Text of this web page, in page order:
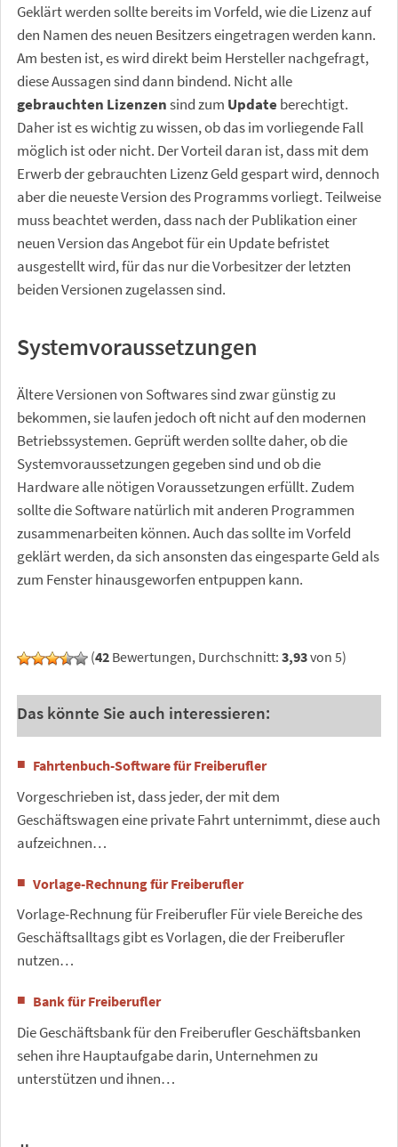
Geklärt werden sollte bereits im Vorfeld, wie die Lizenz auf
den Namen des neuen Besitzers eingetragen werden kann.
Am besten ist, es wird direkt beim Hersteller nachgefragt,
diese Aussagen sind dann bindend. Nicht alle
gebrauchten Lizenzensind zum Updateberechtigt.
Daher ist es wichtig zu wissen, ob das im vorliegende Fall
möglich ist oder nicht. Der Vorteil daran ist, dass mit dem
Erwerb der gebrauchten Lizenz Geld gespart wird, dennoch
aber die neueste Version des Programms vorliegt. Teilweise
muss beachtet werden, dass nach der Publikation einer
neuen Version das Angebot für ein Update befristet
ausgestellt wird, für das nur die Vorbesitzer der letzten
beiden Versionen zugelassen sind.
Systemvoraussetzungen
Ältere Versionen von Softwares sind zwar günstig zu
bekommen, sie laufen jedoch oft nicht auf den modernen
Betriebssystemen. Geprüft werden sollte daher, ob die
Systemvoraussetzungen gegeben sind und ob die
Hardware alle nötigen Voraussetzungen erfüllt. Zudem
sollte die Software natürlich mit anderen Programmen
zusammenarbeiten können. Auch das sollte im Vorfeld
geklärt werden, da sich ansonsten das eingesparte Geld als
zum Fenster hinausgeworfen entpuppen kann.
(42 Bewertungen, Durchschnitt: 3,93von 5)
Das könnte Sie auch interessieren:
Fahrtenbuch-Software für Freiberufler
Vorgeschrieben ist, dass jeder, der mit dem
Geschäftswagen eine private Fahrt unternimmt, diese auch
aufzeichnen…
Vorlage-Rechnung für Freiberufler
Vorlage-Rechnung für Freiberufler Für viele Bereiche des
Geschäftsalltags gibt es Vorlagen, die der Freiberufler
nutzen…
Bank für Freiberufler
Die Geschäftsbank für den Freiberufler Geschäftsbanken
sehen ihre Hauptaufgabe darin, Unternehmen zu
unterstützen und ihnen…